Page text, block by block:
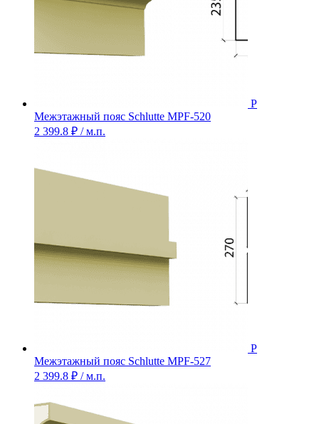
Межэтажный пояс Schlutte MPF-520
2 399.8 ₽ / м.п.
Межэтажный пояс Schlutte MPF-527
2 399.8 ₽ / м.п.